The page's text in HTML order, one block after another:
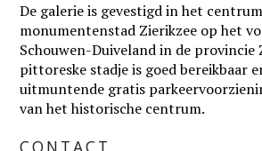
De galerie is gevestigd in het
monumentenstad Zierikzee op het
Schouwen-Duiveland in de provincie
pittoreske stadje is goed bereikbaar
uitmuntende gratis
van het historische centrum.
CONTACT